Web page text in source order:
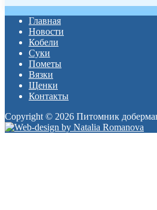
Главная
Новости
Кобели
Суки
Пометы
Вязки
Щенки
Контакты
Copyright © 2026 Питомник